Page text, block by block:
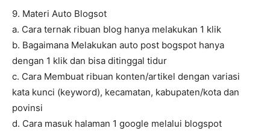
9. Materi Auto Blogsot
a. Cara ternak ribuan blog hanya melakukan 1 klik
b. Bagaimana Melakukan auto post bogspot hanya
dengan 1 klik dan bisa ditinggal tidur
c. Cara Membuat ribuan konten/artikel dengan variasi
kata kunci (keyword), kecamatan, kabupaten/kota dan
povinsi
d. Cara masuk halaman 1 google melalui blogspot